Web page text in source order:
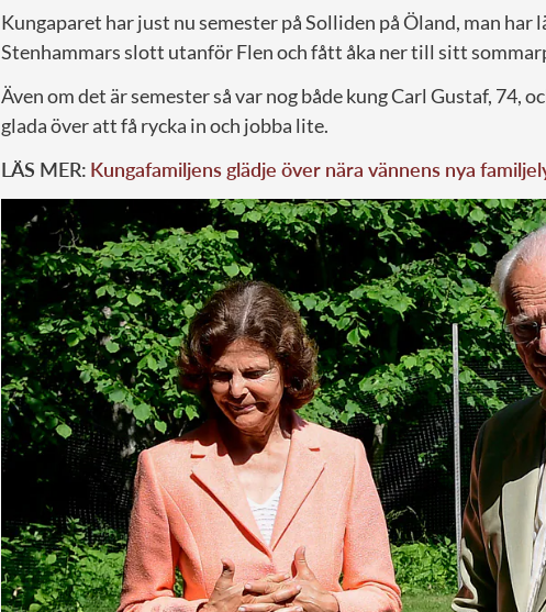
Kungaparet har just nu semester på Solliden på Öland, man har
Stenhammars slott utanför Flen och fått åka ner till sitt
Även om det är semester så var nog både kung Carl Gustaf, 74,
glada över att få rycka in och jobba lite.
LÄS MER: Kungafamiljens glädje över nära vännens nya